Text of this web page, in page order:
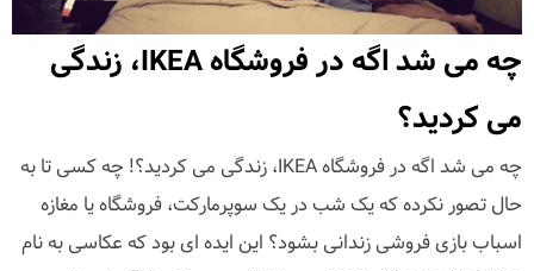
چه می شد اگه در فروشگاه IKEA، زندگی
می کردید؟
چه می شد اگه در فروشگاه IKEA، زندگی می کردید؟! چه کسی تا به
حال تصور نکرده که یک شب در یک سوپرمارکت، فروشگاه یا مغازه
اسباب بازی فروشی زندانی بشود؟ این ایده ای بود که عکاسی به نام